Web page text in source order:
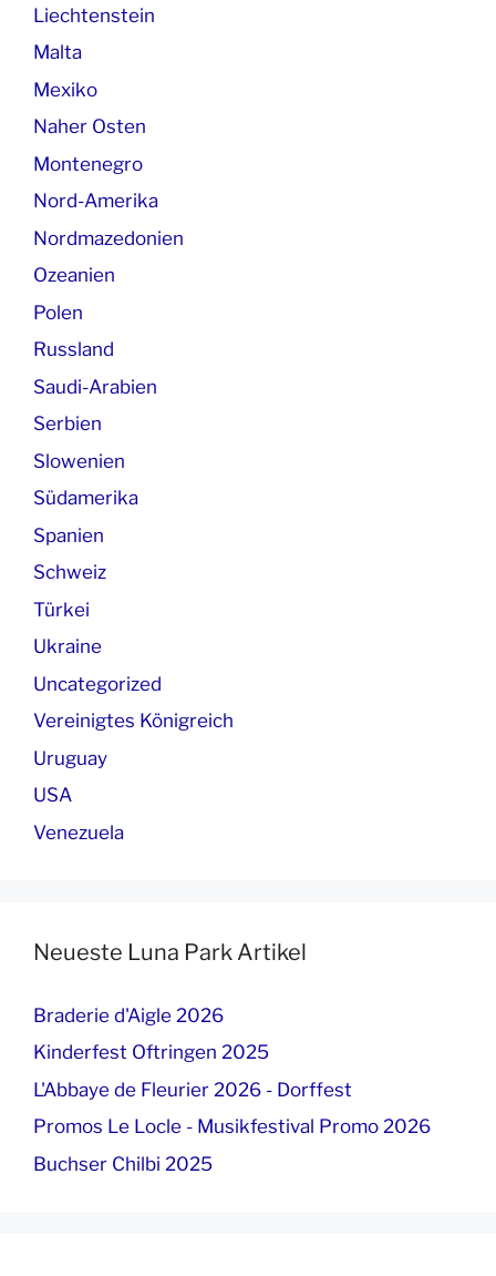
Liechtenstein
Malta
Mexiko
Naher Osten
Montenegro
Nord-Amerika
Nordmazedonien
Ozeanien
Polen
Russland
Saudi-Arabien
Serbien
Slowenien
Südamerika
Spanien
Schweiz
Türkei
Ukraine
Uncategorized
Vereinigtes Königreich
Uruguay
USA
Venezuela
Neueste Luna Park Artikel
Braderie d'Aigle 2026
Kinderfest Oftringen 2025
L'Abbaye de Fleurier 2026 - Dorffest
Promos Le Locle - Musikfestival Promo 2026
Buchser Chilbi 2025